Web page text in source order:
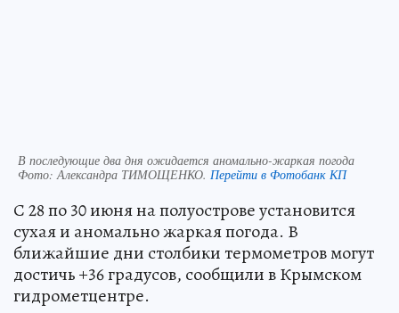
В последующие два дня ожидается аномально-жаркая погода
Фото:Александра ТИМОЩЕНКО. Перейти в Фотобанк КП
С 28 по 30 июня на полуострове установится
сухая и аномально жаркая погода. В
ближайшие дни столбики термометров могут
достичь +36 градусов, сообщили в Крымском
гидрометцентре.